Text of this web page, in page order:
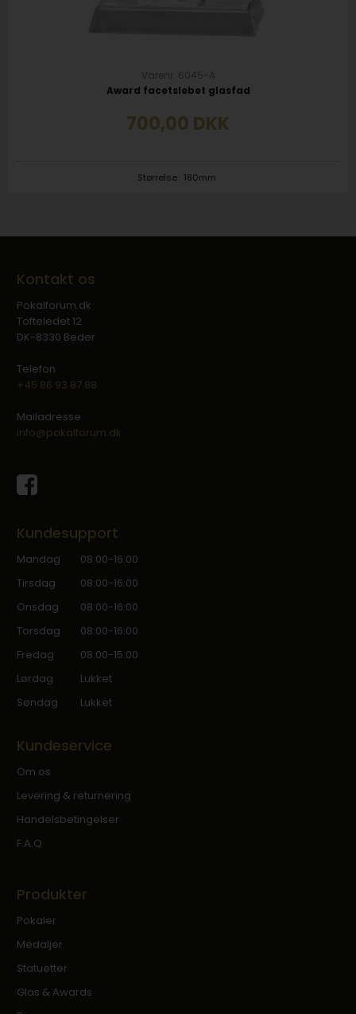
Varenr. 6045-A
Award facetslebet glasfad
700,00 DKK
Størrelse: 180mm
Kontakt os
Pokalforum.dk
Tofteledet 12
DK-8330 Beder
Telefon
+45 86 93 87 88
Mailadresse
info@pokalforum.dk
Kundesupport
Mandag
08:00-16:00
Tirsdag
08:00-16:00
Onsdag
08:00-16:00
Torsdag
08:00-16:00
Fredag
08:00-15:00
Lørdag
Lukket
Søndag
Lukket
Kundeservice
Om os
Levering & returnering
Handelsbetingelser
F.A.Q
Produkter
Pokaler
Medaljer
Statuetter
Glas & Awards